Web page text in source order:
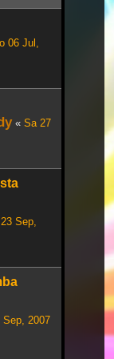
06 Jul,
« Sa 27
Sep,
Sep, 2007